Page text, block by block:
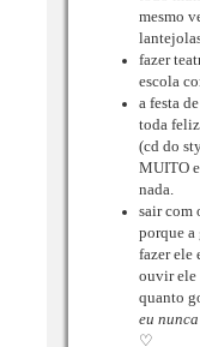
mesmo
fazer
escola
a festa
toda
(cd do
MUITO
nada.
sair com
porque a
fazer ele
ouvir ele
quanto
eu
♡